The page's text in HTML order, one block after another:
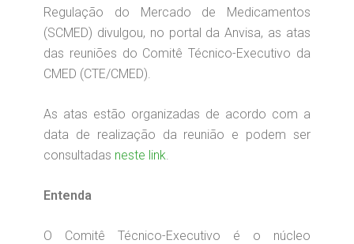
Regulação do Mercado de Medicamentos
(SCMED) divulgou, no portal da Anvisa, as atas
das reuniões do Comitê Técnico-Executivo da
CMED (CTE/CMED).
As atas estão organizadas de acordo com a
data de realização da reunião e podem ser
consultadas neste link.
Entenda
O Comitê Técnico-Executivo é o núcleo